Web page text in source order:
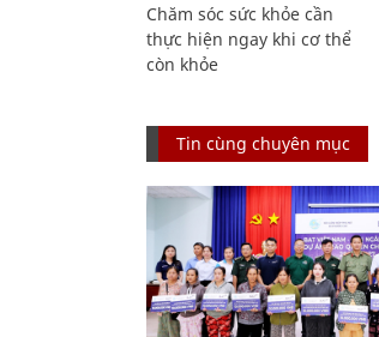
Chăm sóc sức khỏe cần
thực hiện ngay khi cơ thể
còn khỏe
Tin cùng chuyên mục